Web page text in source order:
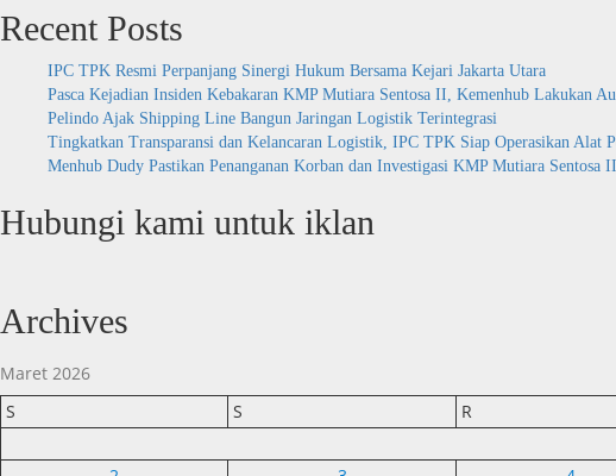
Recent Posts
IPC TPK Resmi Perpanjang Sinergi Hukum Bersama Kejari Jakarta Utara
Pasca Kejadian Insiden Kebakaran KMP Mutiara Sentosa II, Kemenhub Lakukan
Pelindo Ajak Shipping Line Bangun Jaringan Logistik Terintegrasi
Tingkatkan Transparansi dan Kelancaran Logistik, IPC TPK Siap Operasikan Alat
Menhub Dudy Pastikan Penanganan Korban dan Investigasi KMP Mutiara
Hubungi kami untuk iklan
Archives
Maret 2026
S
S R